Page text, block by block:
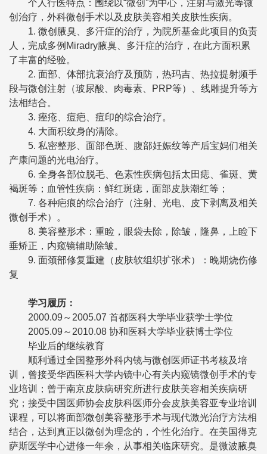
个人行医特点：围绕以“微创”为中心，注射与激光等微
创治疗，外科微创手术以及皮肤美容相关皮肤性疾病。
1. 微创腋臭、多汗症的治疗，为院所基金此项目的负责
人，完成多例Miradry腋臭、多汗症的治疗，在此方面积累
了丰富的经验。
2. 面部、体部抗衰治疗及预防，热玛吉、热拉提射频手
段与微创注射（玻尿酸、肉毒素、PRP等）、线雕提升等方
法相结合。
3. 痤疮、痘疤、痘印的综合治疗。
4. 大面积纹身的清除。
5. 私密整形、面部色斑、腹部妊娠纹等产后宝妈们相关
产康问题的光电治疗。
6. 全身各部位脱毛、色素性疾病包括太田痣、雀斑、黄
褐斑等；血管性疾病：鲜红斑痣，面部皮肤潮红等；
7. 各种疤痕的综合治疗（注射、光电、皮下剥离及相关
微创手术）。
8. 美容整形术：重睑，眼袋去除，除皱，隆鼻，上睑下
垂矫正，内窥镜辅助除皱。
9. 面颈部修复重建（皮肤软组织扩张术）：晚期烧伤修
复
学习履历：
2000.09～2005.07 首都医科大学毕业获学士学位
2005.09～2010.08 协和医科大学毕业获博士学位
毕业后的继续教育
顺利通过全国整形外科内镜与微创医师证书考核及培
训，曾接受华西医科大学内镜中心有关内窥镜微创手术的专
业培训；曾于南京皮肤病研究所进行皮肤美容相关疾病研
究；接受中国医师协会皮肤科医师分会皮肤美容亚专业培训
课程，可以将面部微创美容整形手术与现代激光治疗方法相
结合，达到真正以微创为理念的，个性化治疗。在美国得克
萨斯医学中心进修一年余，从事相关临床研究。是微波腋臭